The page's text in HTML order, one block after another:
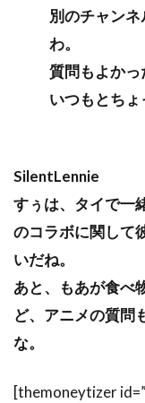
別のチャン
わ。
質問もよかっ
いつもとちょ
SilentLennie
すぅは、タイで一
のコラボに関して
いだね。
あと、もあが食べ
ど、アニメの質問
な。
[themoneytizer